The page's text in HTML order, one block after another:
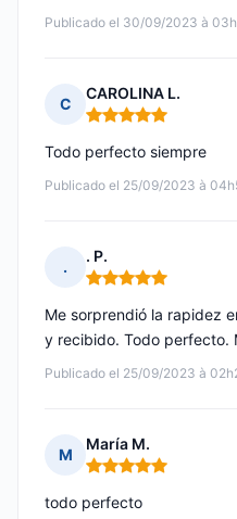
Publicado el 30/09/2023 à
C
CAROLINA L.
Nota: 5 de 5
Publicado el 25/09/2023 à
Todo perfecto siempre
.
. P.
Nota: 5 de 5
Publicado el 25/09/2023 à
Me sorprendió la rapidez
y recibido. Todo perfecto.
M
María M.
Nota: 5 de 5
todo perfecto